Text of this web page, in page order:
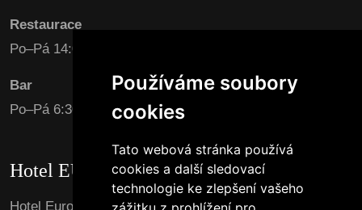
Používáme soubory
cookies
Tato webová stránka používá
cookies a další sledovací
technologie ke zlepšení vašeho
Restaurace
Po–Pá 14:00–22:00 So–Ne 15:00–22:00
Bar
Po–Pá 6:30–23:00 So–Ne 7:00–11:00 / 15:00-23:00
Hotel EURO Pardubice
Hotel Euro Vám nabízí prvotřídní ubytování v